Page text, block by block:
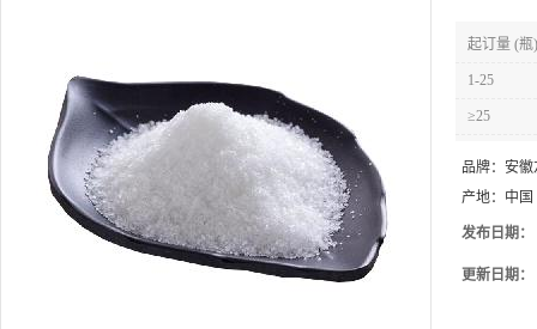
起订量 (瓶)
1-25
≥25
品牌： 安徽
产地： 中国
发布日期：
更新日期：